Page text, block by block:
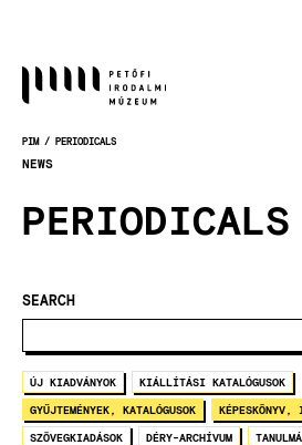
obsah
PIM PERIODICALS
NEWS
PERIODICALS
SEARCH
ÚJ KIADVÁNYOK KIÁLLÍTÁSI KATALÓGUSOK
GYŰJTEMÉNYEK, KATALÓGUSOK KÉPESKÖNYV,
SZÖVEGKIADÁSOK DÉRY-ARCHÍVUM